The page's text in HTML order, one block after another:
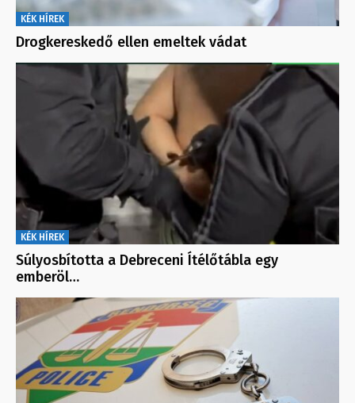
KÉK HÍREK
Drogkereskedő ellen emeltek vádat
KÉK HÍREK
Súlyosbította a Debreceni Ítélőtábla egy
emberöl…